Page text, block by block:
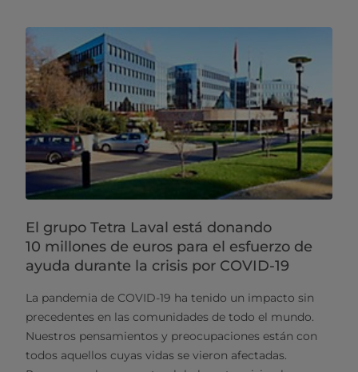
El grupo Tetra Laval está donando
10 millones de euros para el esfuerzo de
ayuda durante la crisis por COVID-19
La pandemia de COVID-19 ha tenido un impacto sin
precedentes en las comunidades de todo el mundo.
Nuestros pensamientos y preocupaciones están con
todos aquellos cuyas vidas se vieron afectadas.